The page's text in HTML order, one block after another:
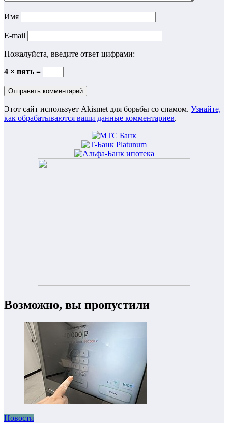
Имя
E-mail
Пожалуйста, введите ответ цифрами:
4 × пять =
Этот сайт использует Akismet для борьбы со спамом. Узнайте,
как обрабатываются ваши данные комментариев.
Возможно, вы пропустили
Новости